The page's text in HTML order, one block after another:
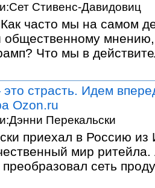
Cтивенс-Давидовиц
часто мы на самом
общественному
Что мы в
страсть. Идем
Оzоn.ru
Перекальски
приехал в Россию из
мир ритейла.
сеть